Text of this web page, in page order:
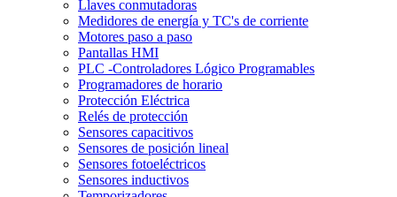
Llaves conmutadoras
Medidores de energía y TC's de corriente
Motores paso a paso
Pantallas HMI
PLC -Controladores Lógico Programables
Programadores de horario
Protección Eléctrica
Relés de protección
Sensores capacitivos
Sensores de posición lineal
Sensores fotoeléctricos
Sensores inductivos